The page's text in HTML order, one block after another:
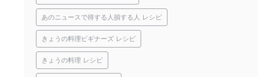
あのニュースで得する人損する人 レシピ
きょうの料理ビギナーズ レシピ
きょうの料理 レシピ